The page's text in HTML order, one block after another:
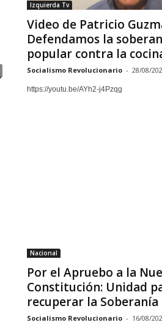
Izquierda Tv
Video de Patricio
Defendamos la
popular contra la
Socialismo Revolucionario - 28/08/
https://youtu.be/AYh2-j4Pzqg
Nacional
Por el Apruebo a la
Constitución: Unidad
recuperar la
Socialismo Revolucionario - 16/08/